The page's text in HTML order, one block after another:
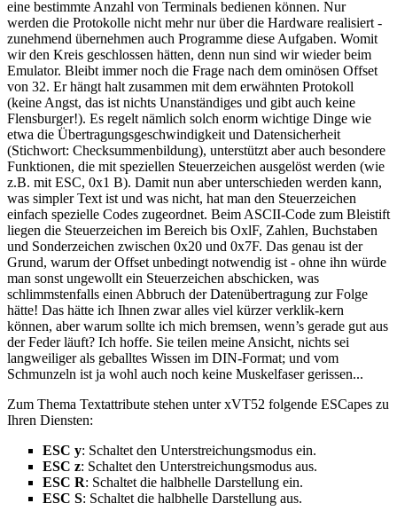
eine bestimmte Anzahl von Terminals bedienen können. Nur
werden die Protokolle nicht mehr nur über die Hardware realisiert -
zunehmend übernehmen auch Programme diese Aufgaben. Womit
wir den Kreis geschlossen hätten, denn nun sind wir wieder beim
Emulator. Bleibt immer noch die Frage nach dem ominösen Offset
von 32. Er hängt halt zusammen mit dem erwähnten Protokoll
(keine Angst, das ist nichts Unanständiges und gibt auch keine
Flensburger!). Es regelt nämlich solch enorm wichtige Dinge wie
etwa die Übertragungsgeschwindigkeit und Datensicherheit
(Stichwort: Checksummenbildung), unterstützt aber auch besondere
Funktionen, die mit speziellen Steuerzeichen ausgelöst werden (wie
z.B. mit ESC, 0x1 B). Damit nun aber unterschieden werden kann,
was simpler Text ist und was nicht, hat man den Steuerzeichen
einfach spezielle Codes zugeordnet. Beim ASCII-Code zum Bleistift
liegen die Steuerzeichen im Bereich bis OxlF, Zahlen, Buchstaben
und Sonderzeichen zwischen 0x20 und 0x7F. Das genau ist der
Grund, warum der Offset unbedingt notwendig ist - ohne ihn würde
man sonst ungewollt ein Steuerzeichen abschicken, was
schlimmstenfalls einen Abbruch der Datenübertragung zur Folge
hätte! Das hätte ich Ihnen zwar alles viel kürzer verklik-kern
können, aber warum sollte ich mich bremsen, wenn’s gerade gut aus
der Feder läuft? Ich hoffe. Sie teilen meine Ansicht, nichts sei
langweiliger als geballtes Wissen im DIN-Format; und vom
Schmunzeln ist ja wohl auch noch keine Muskelfaser gerissen...
Zum Thema Textattribute stehen unter xVT52 folgende ESCapes zu
Ihren Diensten:
ESC y: Schaltet den Unterstreichungsmodus ein.
ESC z: Schaltet den Unterstreichungsmodus aus.
ESC R: Schaltet die halbhelle Darstellung ein.
ESC S: Schaltet die halbhelle Darstellung aus.